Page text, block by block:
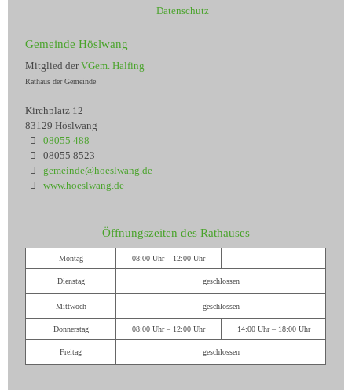
Datenschutz
Gemeinde Höslwang
Mitglied derVGem. Halfing
Rathaus der Gemeinde
Kirchplatz 12
83129 Höslwang
08055 488
08055 8523
gemeinde@hoeslwang.de
www.hoeslwang.de
Öffnungszeiten des Rathauses
Montag 08:00 Uhr – 12:00 Uhr
Dienstag geschlossen
Mittwoch geschlossen
Donnerstag 08:00 Uhr – 12:00 Uhr 14:00 Uhr – 18:00 Uhr
Freitag geschlossen